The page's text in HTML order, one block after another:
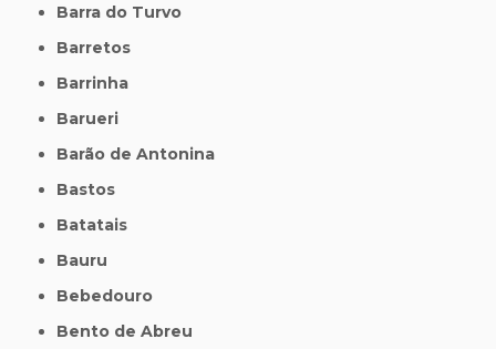
Barra do Turvo
Barretos
Barrinha
Barueri
Barão de Antonina
Bastos
Batatais
Bauru
Bebedouro
Bento de Abreu